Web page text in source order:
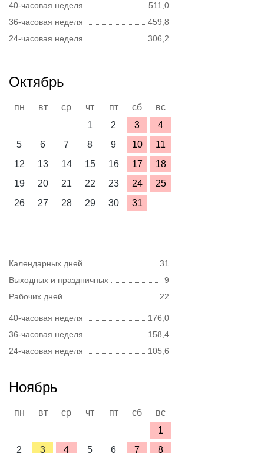
40-часовая неделя
511,0
36-часовая неделя
459,8
24-часовая неделя
306,2
Октябрь
пн вт ср чт пт сб
вс
1
2 3
4
5
6 7 8 9 10
11
12
13 14 15 16 17
18
19
20 21 22 23 24
25
26
27 28 29 30 31
Календарных дней
31
Выходных и праздничных
9
Рабочих дней
22
40-часовая неделя
176,0
36-часовая неделя
158,4
24-часовая неделя
105,6
Ноябрь
пн вт ср чт пт сб
вс
1
2
3 4 5 6 7 8